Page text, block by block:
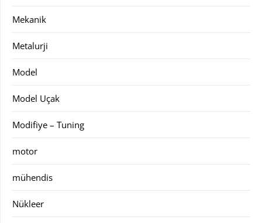
Mekanik
Metalurji
Model
Model Uçak
Modifiye – Tuning
motor
mühendis
Nükleer